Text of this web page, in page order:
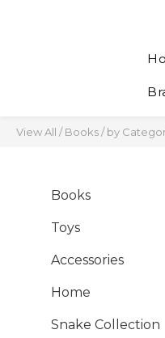
View All /Books/by
Books
Toys
Accessories
Home
Snake Collection